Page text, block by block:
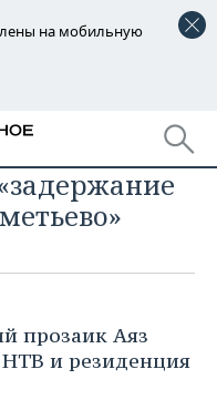
на мобильную
прозаик Аяз
НТВ и резиденция